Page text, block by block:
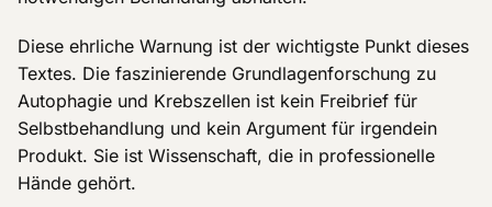
Diese ehrliche Warnung ist der wichtigste Punkt dieses
Textes. Die faszinierende Grundlagenforschung zu
Autophagie und Krebszellen ist kein Freibrief für
Selbstbehandlung und kein Argument für irgendein
Produkt. Sie ist Wissenschaft, die in professionelle
Hände gehört.